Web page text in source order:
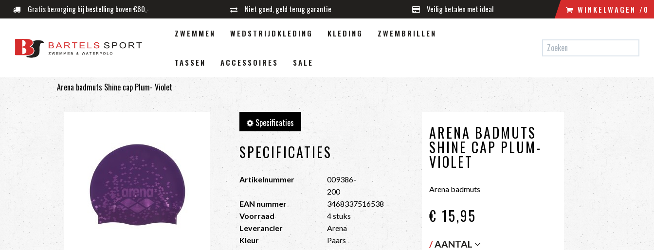
Gratis bezorging bij bestelling boven €60,- Niet goed, geld terug garantie Veilig betalen met ideal WINKELWAGEN /0
WINKELWAGEN
UW WINKELWAGEN IS LEEG.
VUL HEM MET PRODUCTEN.
ZWEMMEN WEDSTRIJDKLEDING KLEDING ZWEMBRILLEN
TASSEN ACCESSOIRES SALE
Arena badmuts Shine cap Plum- Violet
Specificaties
SPECIFICATIES
Artikelnummer
009386-
200
EAN nummer
3468337516538
Voorraad
4 stuks
Leverancier
Arena
Kleur
Paars
ARENA BADMUTS
SHINE CAP PLUM-
VIOLET
Arena badmuts
€ 15,95
/AANTAL